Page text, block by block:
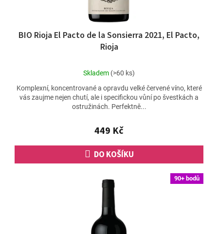
BIO Rioja El Pacto de la Sonsierra 2021, El Pacto,
Rioja
Průměrné
produktu
je
5,0
5
hvězdiček.
Skladem (>60 ks)
449 Kč
DO KOŠÍKU
Komplexní, koncentrované a opravdu velké červené víno, které
vás zaujme nejen chutí, ale i specifickou vůní po švestkách a
ostružinách. Perfektně...
90+ bodů